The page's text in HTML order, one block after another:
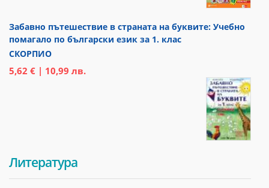
Забавно пътешествие в страната на буквите: Учебно
помагало по български език за 1. клас
СКОРПИО
5,62 € | 10,99 лв.
Литература